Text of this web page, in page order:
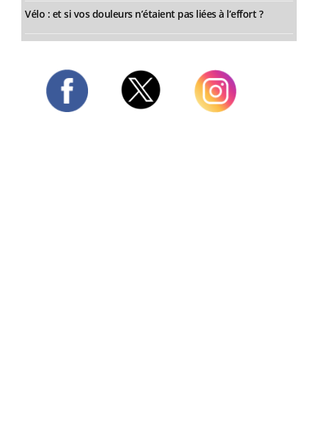
Vélo : et si vos douleurs n’étaient pas liées à l’effort ?